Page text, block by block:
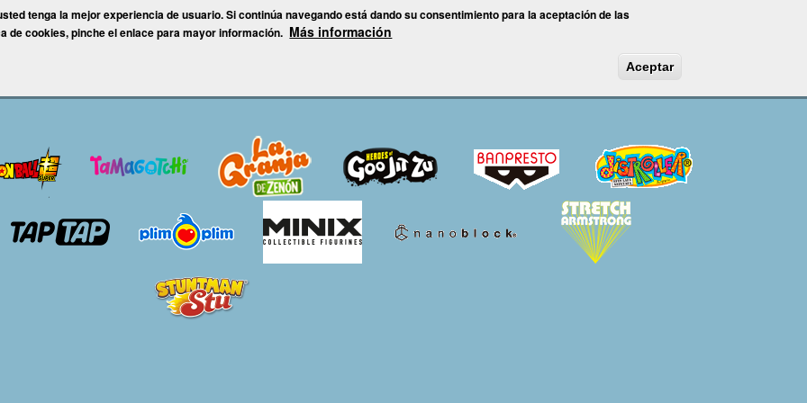
tenga la mejor experiencia de usuario. Si continúa navegando está dando su consentimiento para la aceptación de las
de cookies, pinche el enlace para mayor información. Más información
Aceptar
marcas Blog